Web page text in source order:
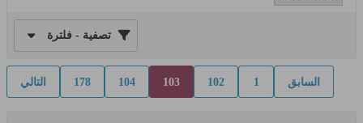
تصفية - فلترة
السابق 1
102
103
104
178 التالي